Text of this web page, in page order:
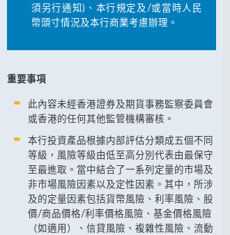
須另行通知)、本行規定及/或當時人民
幣頭寸情況及本行商業考慮辦理。
重要事項
此內容未經香港證券及期貨事務監察委員會
或香港的任何其他監管機構審核。
本行投資產品根據内部評估分類成五個不同
等級，風險等級由低至高分別代表由最保守
至最進取。當中結合了一系列定量的市場及
非市場風險因素以及定性因素。其中，所涉
及的定量因素包括貨幣風險、利率風險、股
價/商品價格/利率價格風險、基金價格風險
（如適用）、信貸風險、複雜性風險、流動